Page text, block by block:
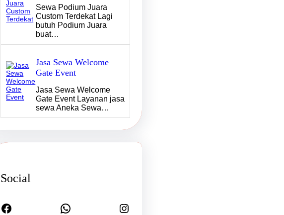
Sewa Podium Juara
Custom Terdekat Lagi
butuh Podium Juara
buat…
Jasa Sewa Welcome
Gate Event
Jasa Sewa Welcome
Gate Event Layanan jasa
sewa Aneka Sewa…
Social
Facebook WhatsApp Instagram